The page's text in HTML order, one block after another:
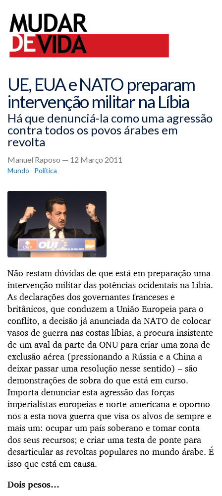
UE, EUA e NATO preparam
intervenção militar na Líbia
Há que denunciá-la como uma agressão
contra todos os povos árabes em
revolta
Manuel Raposo — 12 Março 2011
Mundo Política
Não restam dúvidas de que está em preparação uma
intervenção militar das potências ocidentais na Líbia.
As declarações dos governantes franceses e
britânicos, que conduzem a União Europeia para o
conflito, a decisão já anunciada da NATO de colocar
vasos de guerra nas costas líbias, a procura insistente
de um aval da parte da ONU para criar uma zona de
exclusão aérea (pressionando a Rússia e a China a
deixar passar uma resolução nesse sentido) – são
demonstrações de sobra do que está em curso.
Importa denunciar esta agressão das forças
imperialistas europeias e norte-americana e opormo-
nos a esta nova guerra que visa os alvos de sempre e
mais um: ocupar um país soberano e tomar conta
dos seus recursos; e criar uma testa de ponte para
desarticular as revoltas populares no mundo árabe. É
isso que está em causa.
Dois pesos…